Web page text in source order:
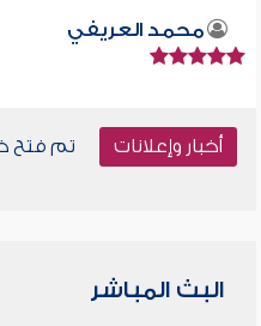
محمد العريفي
أخبار وإعلانات
تم فتح
البث المباشر